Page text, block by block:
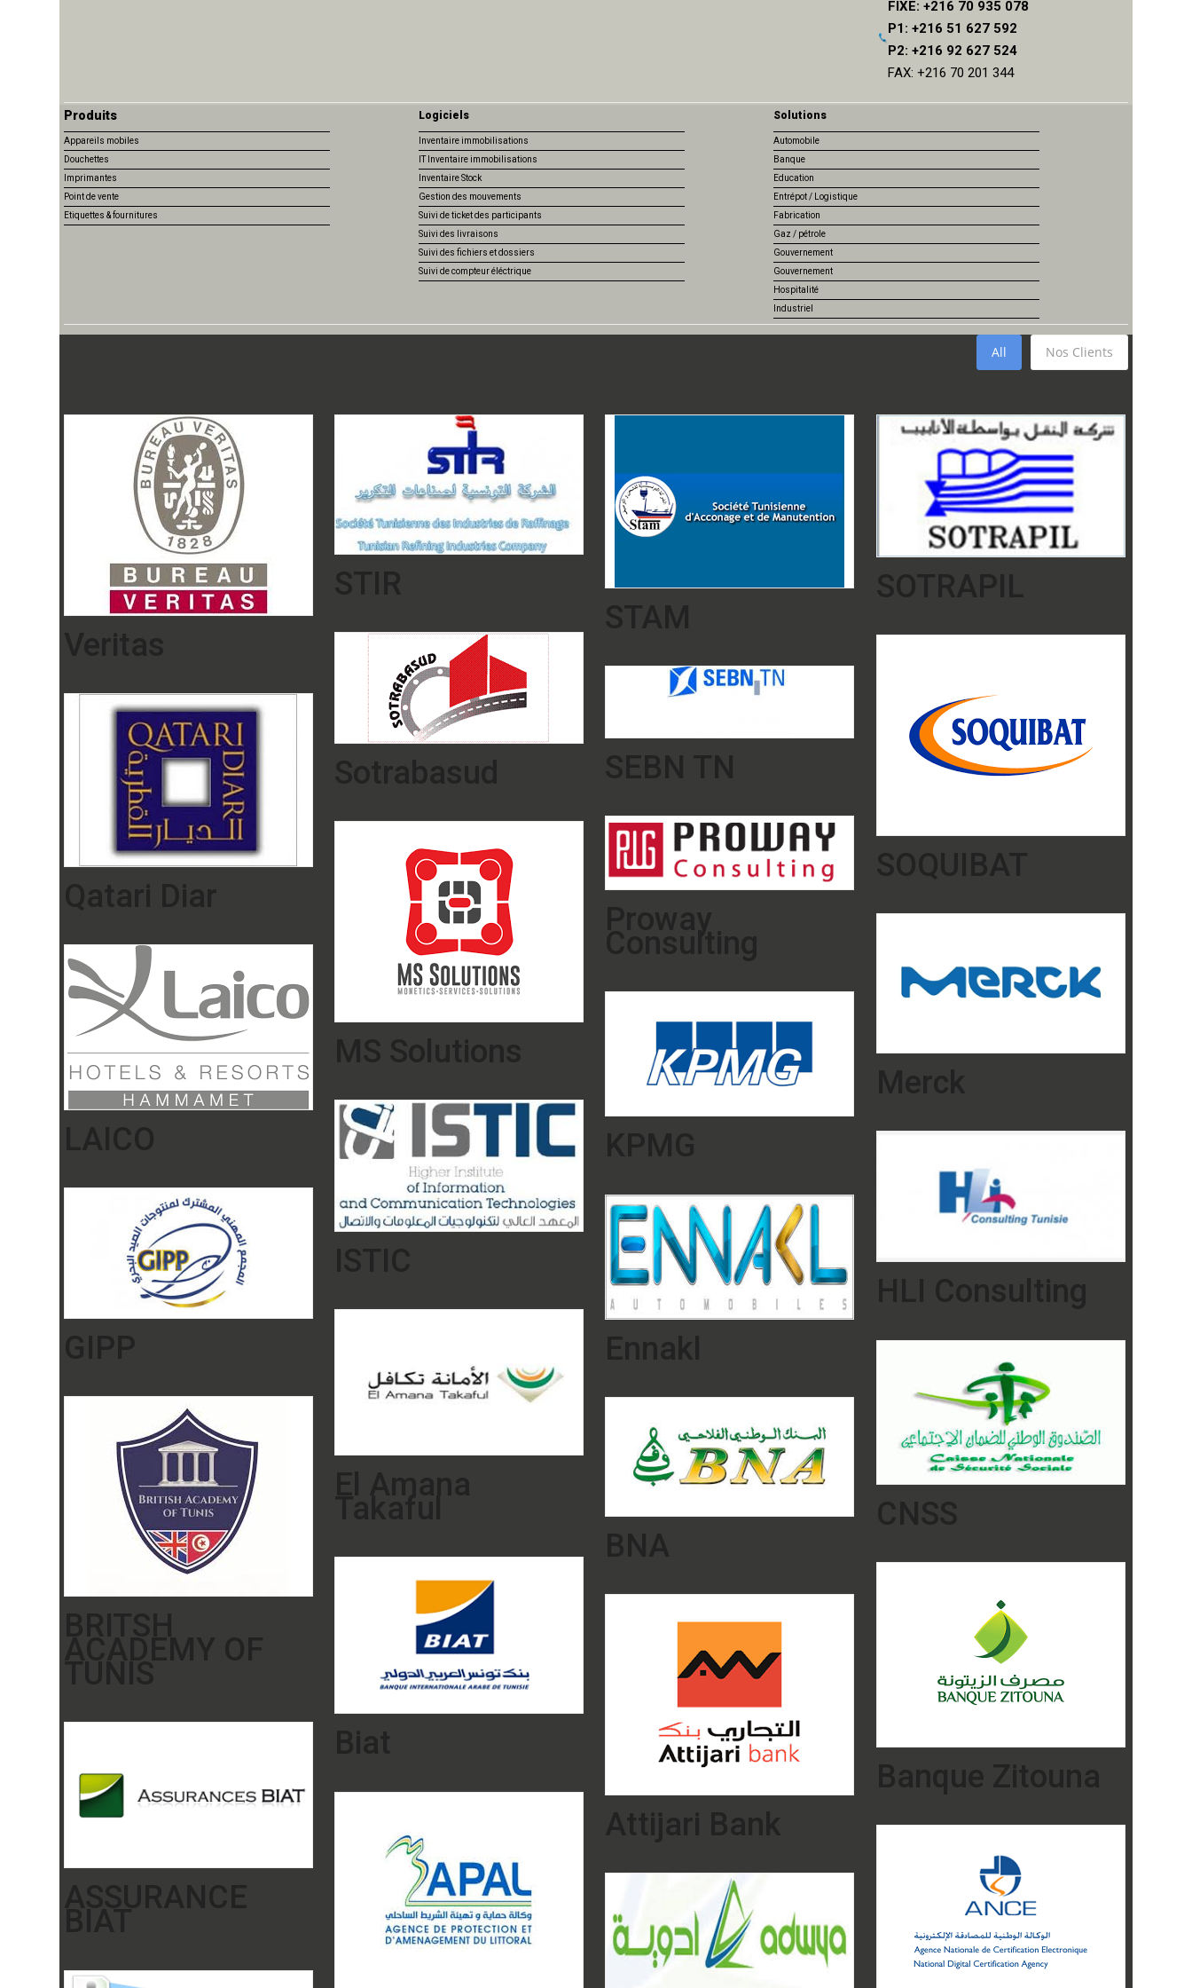
FIXE: +216 70 935 078
P1: +216 51 627 592
P2: +216 92 627 524
FAX: +216 70 201 344
Produits
Appareils mobiles
Douchettes
Imprimantes
Point de vente
Etiquettes & fournitures
Logiciels
Inventaire immobilisations
IT Inventaire immobilisations
Inventaire Stock
Gestion des mouvements
Suivi de ticket des participants
Suivi des livraisons
Suivi des fichiers et dossiers
Suivi de compteur éléctrique
Solutions
Automobile
Banque
Education
Entrépot / Logistique
Fabrication
Gaz / pétrole
Gouvernement
Gouvernement
Hospitalité
Industriel
All Nos Clients
Veritas
STIR
STAM
SOTRAPIL
Sotrabasud
SOQUIBAT
SEBN TN
Qatari Diar
Proway
Consulting
MS Solutions
Merck
LAICO
KPMG
ISTIC
HLI Consulting
GIPP
Ennakl
El Amana
Takaful CNSS
BRITSH
ACADEMY OF
TUNIS
BNA
Biat
Banque Zitouna
Attijari Bank
ASSURANCE
BIAT